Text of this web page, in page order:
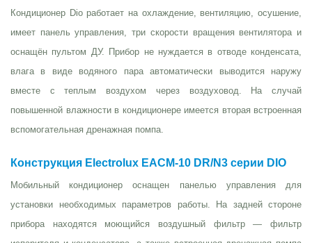
Кондиционер Dio работает на охлаждение, вентиляцию, осушение,
имеет панель управления, три скорости вращения вентилятора и
оснащён пультом ДУ. Прибор не нуждается в отводе конденсата,
влага в виде водяного пара автоматически выводится наружу
вместе с теплым воздухом через воздуховод. На случай
повышенной влажности в кондиционере имеется вторая встроенная
вспомогательная дренажная помпа.
Конструкция Electrolux EACM-10 DR/N3 серии DIO
Мобильный кондиционер оснащен панелью управления для
установки необходимых параметров работы. На задней стороне
прибора находятся моющийся воздушный фильтр — фильтр